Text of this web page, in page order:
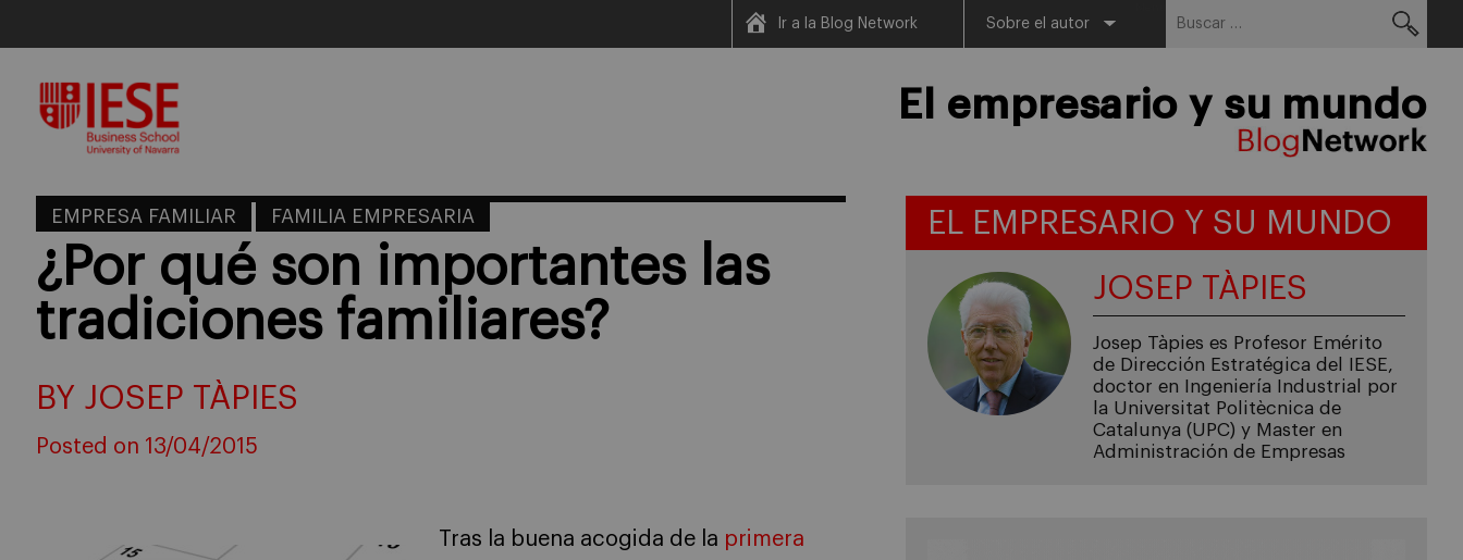
content
Ir a la Blog Network Sobre el autor
El empresario y su mundo
EMPRESA FAMILIAR FAMILIA EMPRESARIA
¿Por qué son importantes las
tradiciones familiares?
BY JOSEP TÀPIES
Posted on 13/04/2015
Tras la buena acogida de la primera
EL EMPRESARIO Y SU MUNDO
JOSEP TÀPIES
Josep Tàpies es Profesor Emérito
de Dirección Estratégica del IESE,
doctor en Ingeniería Industrial por
la Universitat Politècnica de
Catalunya (UPC) y Master en
Administración de Empresas